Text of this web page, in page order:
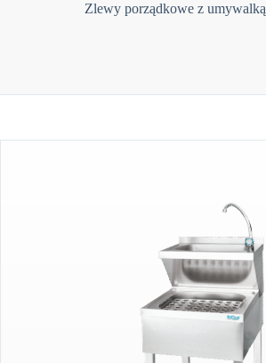
Zlewy porządkowe z umywalką